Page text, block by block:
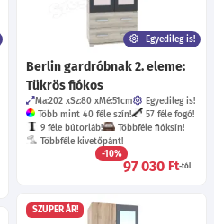
Egyedileg is!
Berlin gardróbnak 2. eleme:
Tükrös fiókos
Ma:202 Sz:80 Mé:51cm
Egyedileg is!
Több mint 40 féle szín!
57 féle fogó!
9 féle bútorláb!
Többféle fióksín!
Többféle kivetőpánt!
-10%
97 030 Ft-tól
SZUPER ÁR!